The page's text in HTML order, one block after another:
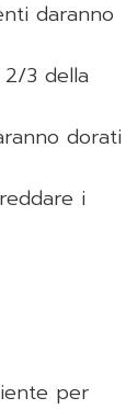
daranno
3 della
dorati
i
per